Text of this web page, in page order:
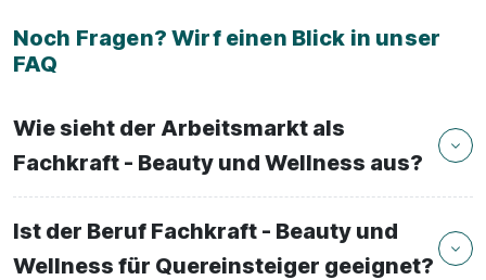
Noch Fragen? Wirf einen Blick in unser
FAQ
Wie sieht der Arbeitsmarkt als
Fachkraft - Beauty und Wellness aus?
Ist der Beruf Fachkraft - Beauty und
Wellness für Quereinsteiger geeignet?